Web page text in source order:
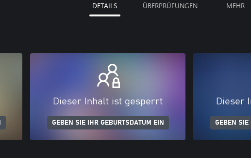
DETAILS ÜBERPRÜFUNGEN MEHR
Dieser Inhalt ist gesperrt
GEBEN SIE IHR GEBURTSDATUM EIN
Dieser
GEBEN SIE